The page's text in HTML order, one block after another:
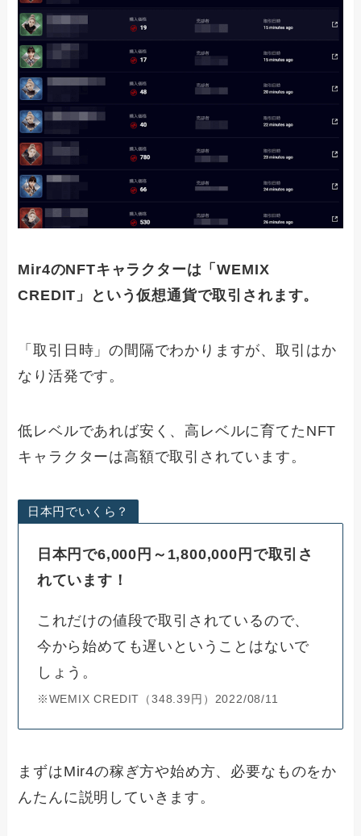
Mir4のNFTキャラクターは「WEMIX
CREDIT」という仮想通貨で取引されます。
「取引日時」の間隔でわかりますが、取引はか
なり活発です。
低レベルであれば安く、高レベルに育てたNFT
キャラクターは高額で取引されています。
日本円でいくら？
日本円で6,000円～1,800,000円で取引さ
れています！
これだけの値段で取引されているので、
今から始めても遅いということはないで
しょう。
※WEMIX CREDIT（348.39円）2022/08/11
まずはMir4の稼ぎ方や始め方、必要なものをか
んたんに説明していきます。